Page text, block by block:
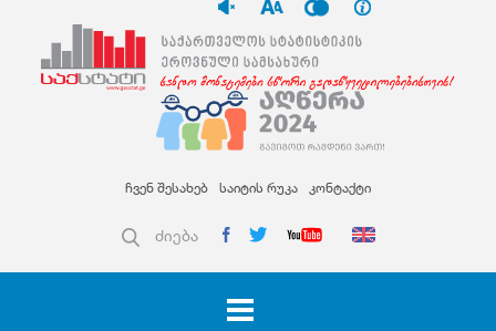
ჩვენ შესახებ საიტის რუკა კონტაქტი
ძიება